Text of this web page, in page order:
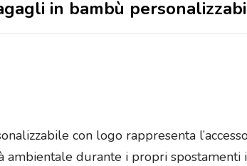
in bambù
con logo rappresenta
durante i propri